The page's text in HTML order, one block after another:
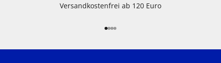
Versandkostenfrei ab 120 Euro
Gehe zu Element 1
Gehe zu Element 2
Gehe zu Element 3
Gehe zu Element 4